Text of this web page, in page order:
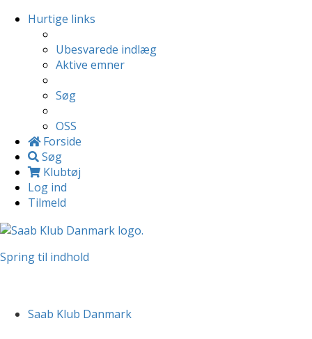
Hurtige links
Ubesvarede indlæg
Aktive emner
Søg
OSS
Forside
Søg
Klubtøj
Log ind
Tilmeld
Spring til indhold
Saab Klub Danmark